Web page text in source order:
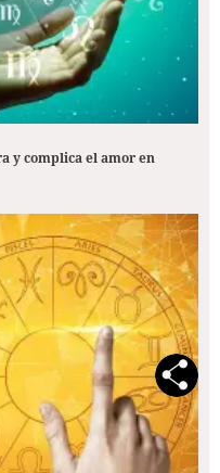
y complica el amor en